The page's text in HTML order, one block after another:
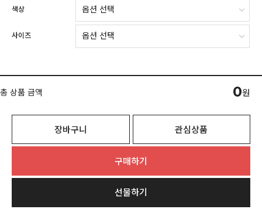
색상
사이즈
총 상품 금액 0원
장바구니 관심상품
구매하기
선물하기